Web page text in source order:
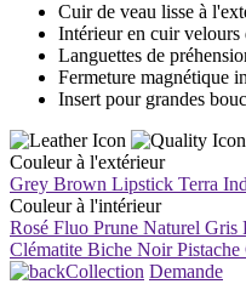
Cuir de veau lisse à
Intérieur en cuir velours
Languettes de
Fermeture magnétique
Insert pour grandes
Couleur à l'extérieur
Grey Brown Lipstick Terra
Couleur à l'intérieur
Rosé Fluo Prune Naturel Gris
Clématite Biche Noir Pistache
Collection Demande